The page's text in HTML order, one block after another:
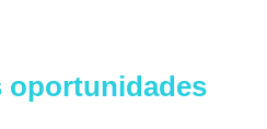
oportunidades